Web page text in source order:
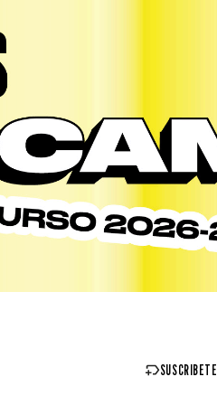
SUSCRIBETE